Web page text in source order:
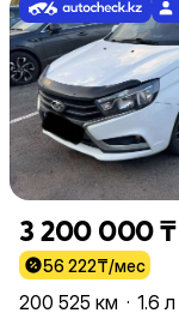
3 200 000 ₸
56 222₸/мес
200 525 км · 1.6 л